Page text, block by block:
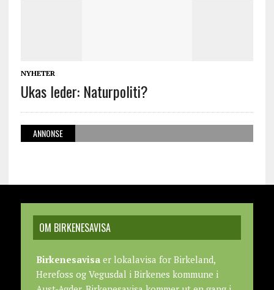
NYHETER
Ukas leder: Naturpoliti?
ANNONSE
OM BIRKENESAVISA
Birkenesavisaer lokalavisa for Birkeland,
Herefoss og Vegusdal i Birkenes kommune i